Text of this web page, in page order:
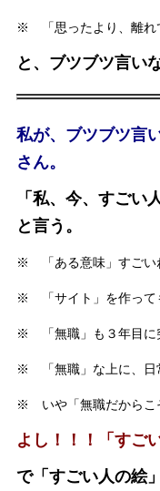
※ 「思ったより、離れ
と、ブツブツ言い
私が、ブツブツ言
さん。
「私、今、すごい
と言う。
※ 「ある意味」すごい
※ 「サイト」を作って
※ 「無職」も３年目に
※ 「無職」な上に、日
※ いや「無職だからこ
よし！！！「すご
で「すごい人の絵